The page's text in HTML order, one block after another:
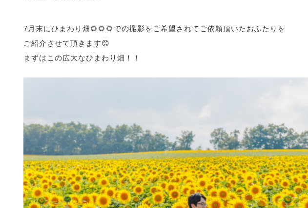
7月末にひまわり畑🌻🌻🌻での撮影をご希望されてご依頼頂いたおふたりを
ご紹介させて頂きます😊
まずはこの広大なひまわり畑！！